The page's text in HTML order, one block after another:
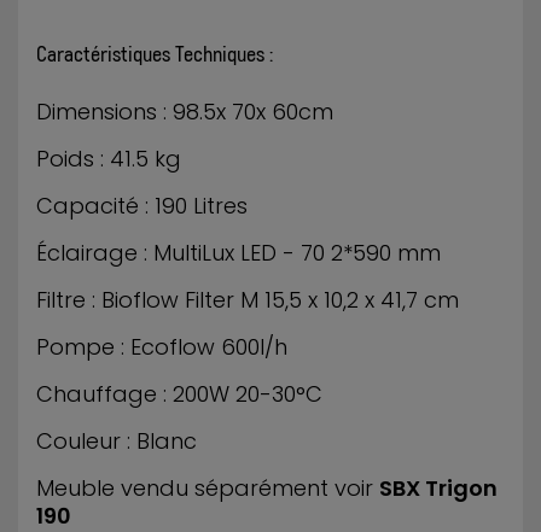
Caractéristiques Techniques :
Dimensions : 98.5x 70x 60cm
Poids : 41.5 kg
Capacité : 190 Litres
Éclairage : MultiLux LED - 70 2*590 mm
Filtre : Bioflow Filter M 15,5 x 10,2 x 41,7 cm
Pompe : Ecoflow 600l/h
Chauffage : 200W 20-30°C
Couleur : Blanc
Meuble vendu séparément voir SBX Trigon
190